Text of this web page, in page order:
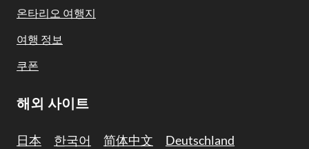
온타리오 여행지
여행 정보
쿠폰
해외 사이트
日本 한국어 简体中文
Deutschland